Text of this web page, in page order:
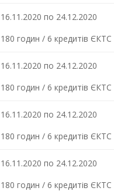
16.11.2020 по 24.12.2020
180 годин / 6 кредитів ЄКТС
16.11.2020 по 24.12.2020
180 годин / 6 кредитів ЄКТС
16.11.2020 по 24.12.2020
180 годин / 6 кредитів ЄКТС
16.11.2020 по 24.12.2020
180 годин / 6 кредитів ЄКТС